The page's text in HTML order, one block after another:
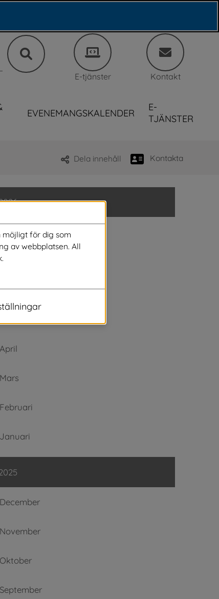
E-tjänster Kontakt
EVENEMANGSKALENDER
E-
TJÄNSTER
Dela innehåll Kontakta
April
Mars
Februari
Januari
December
November
Oktober
September
möjligt för dig som
av webbplatsen. All